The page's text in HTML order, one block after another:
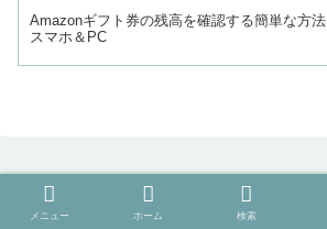
Amazonギフト券の残高を確認する簡単な方法
スマホ＆PC
メニュー ホーム 検索